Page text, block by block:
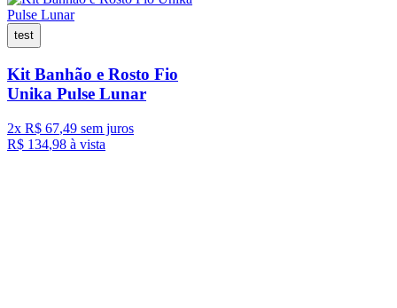
test
Kit Banhão e Rosto Fio
Unika Pulse Lunar
2x R$ 67,49 sem juros
R$ 134,98 à vista